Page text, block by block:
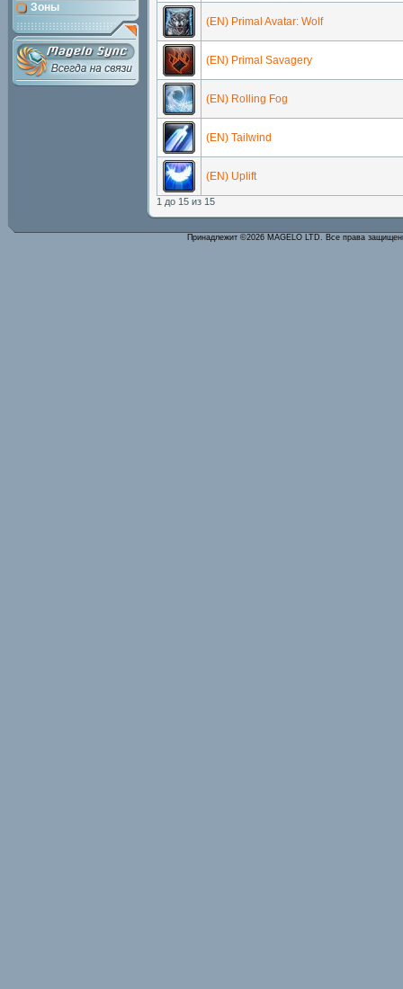
Зоны
(EN) Primal Avatar: Wolf
(EN) Primal Savagery
(EN) Rolling Fog
(EN) Tailwind
(EN) Uplift
1 до 15 из 15
Принадлежит ©2026 MAGELO LTD. Все права